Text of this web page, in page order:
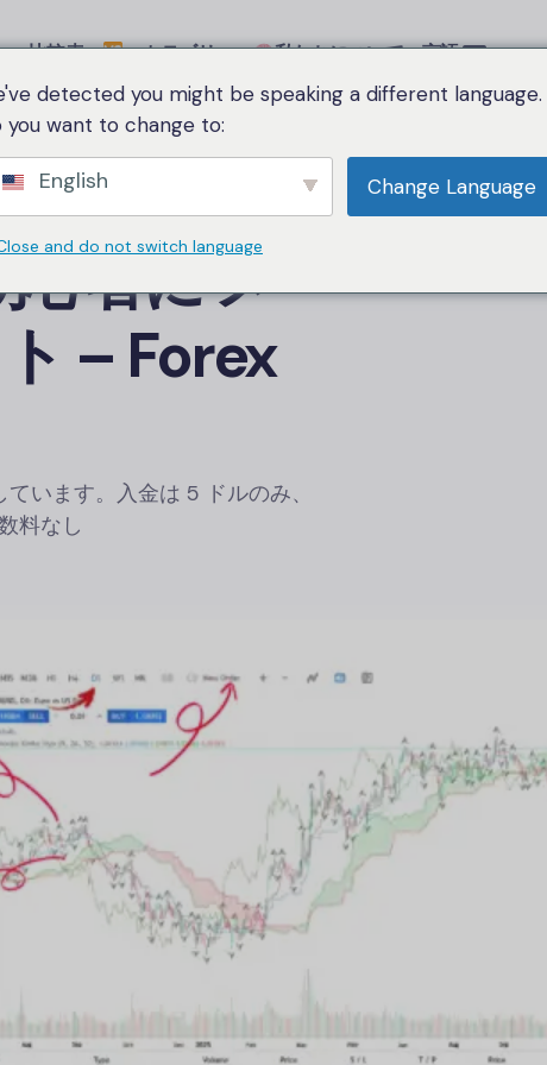
比較表 カテゴリー 私たちについて 言語
心者に メ
– Forex
います。入金は 5 ドルのみ、
料なし
detected you might be speaking a different language.
you want to change to:
English Change Language
and do not switch language